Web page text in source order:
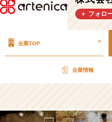
ル
テ
採
用/
人
ン
＋ フォロ
企業TOP >
企業情報